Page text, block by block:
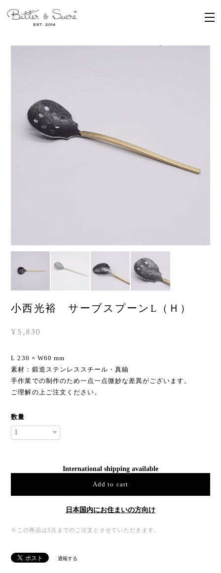
小西光裕 サーブスプーンL（Ｈ）
¥5,830
L 230 × W60 mm
素材：鍛造ステンレススチール・真鍮
手作業での制作のため一点一点微妙な差異がございます。
ご理解の上ご注文ください。
数量
International shipping available
Add to cart
日本国内にお住まいの方向け
※この商品は3点までのご注文とさせていただきます。
通報する